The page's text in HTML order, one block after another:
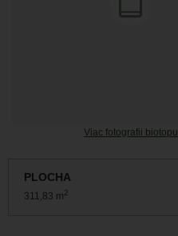
Viac fotografii biotopu
PLOCHA
311,83 m2